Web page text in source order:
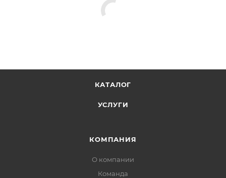
КАТАЛОГ
УСЛУГИ
КОМПАНИЯ
О компании
Команда